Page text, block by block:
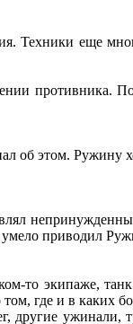
Техники еще
противника.
об этом. Ружину
приводил
то экипаже, танк
где и в каких
другие ужинали,